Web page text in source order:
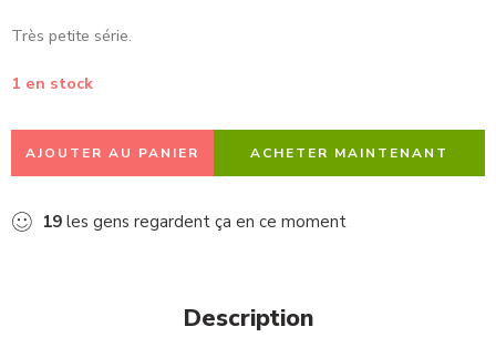
Très petite série.
1 en stock
AJOUTER AU PANIER ACHETER MAINTENANT
19 les gens regardent ça en ce moment
Description